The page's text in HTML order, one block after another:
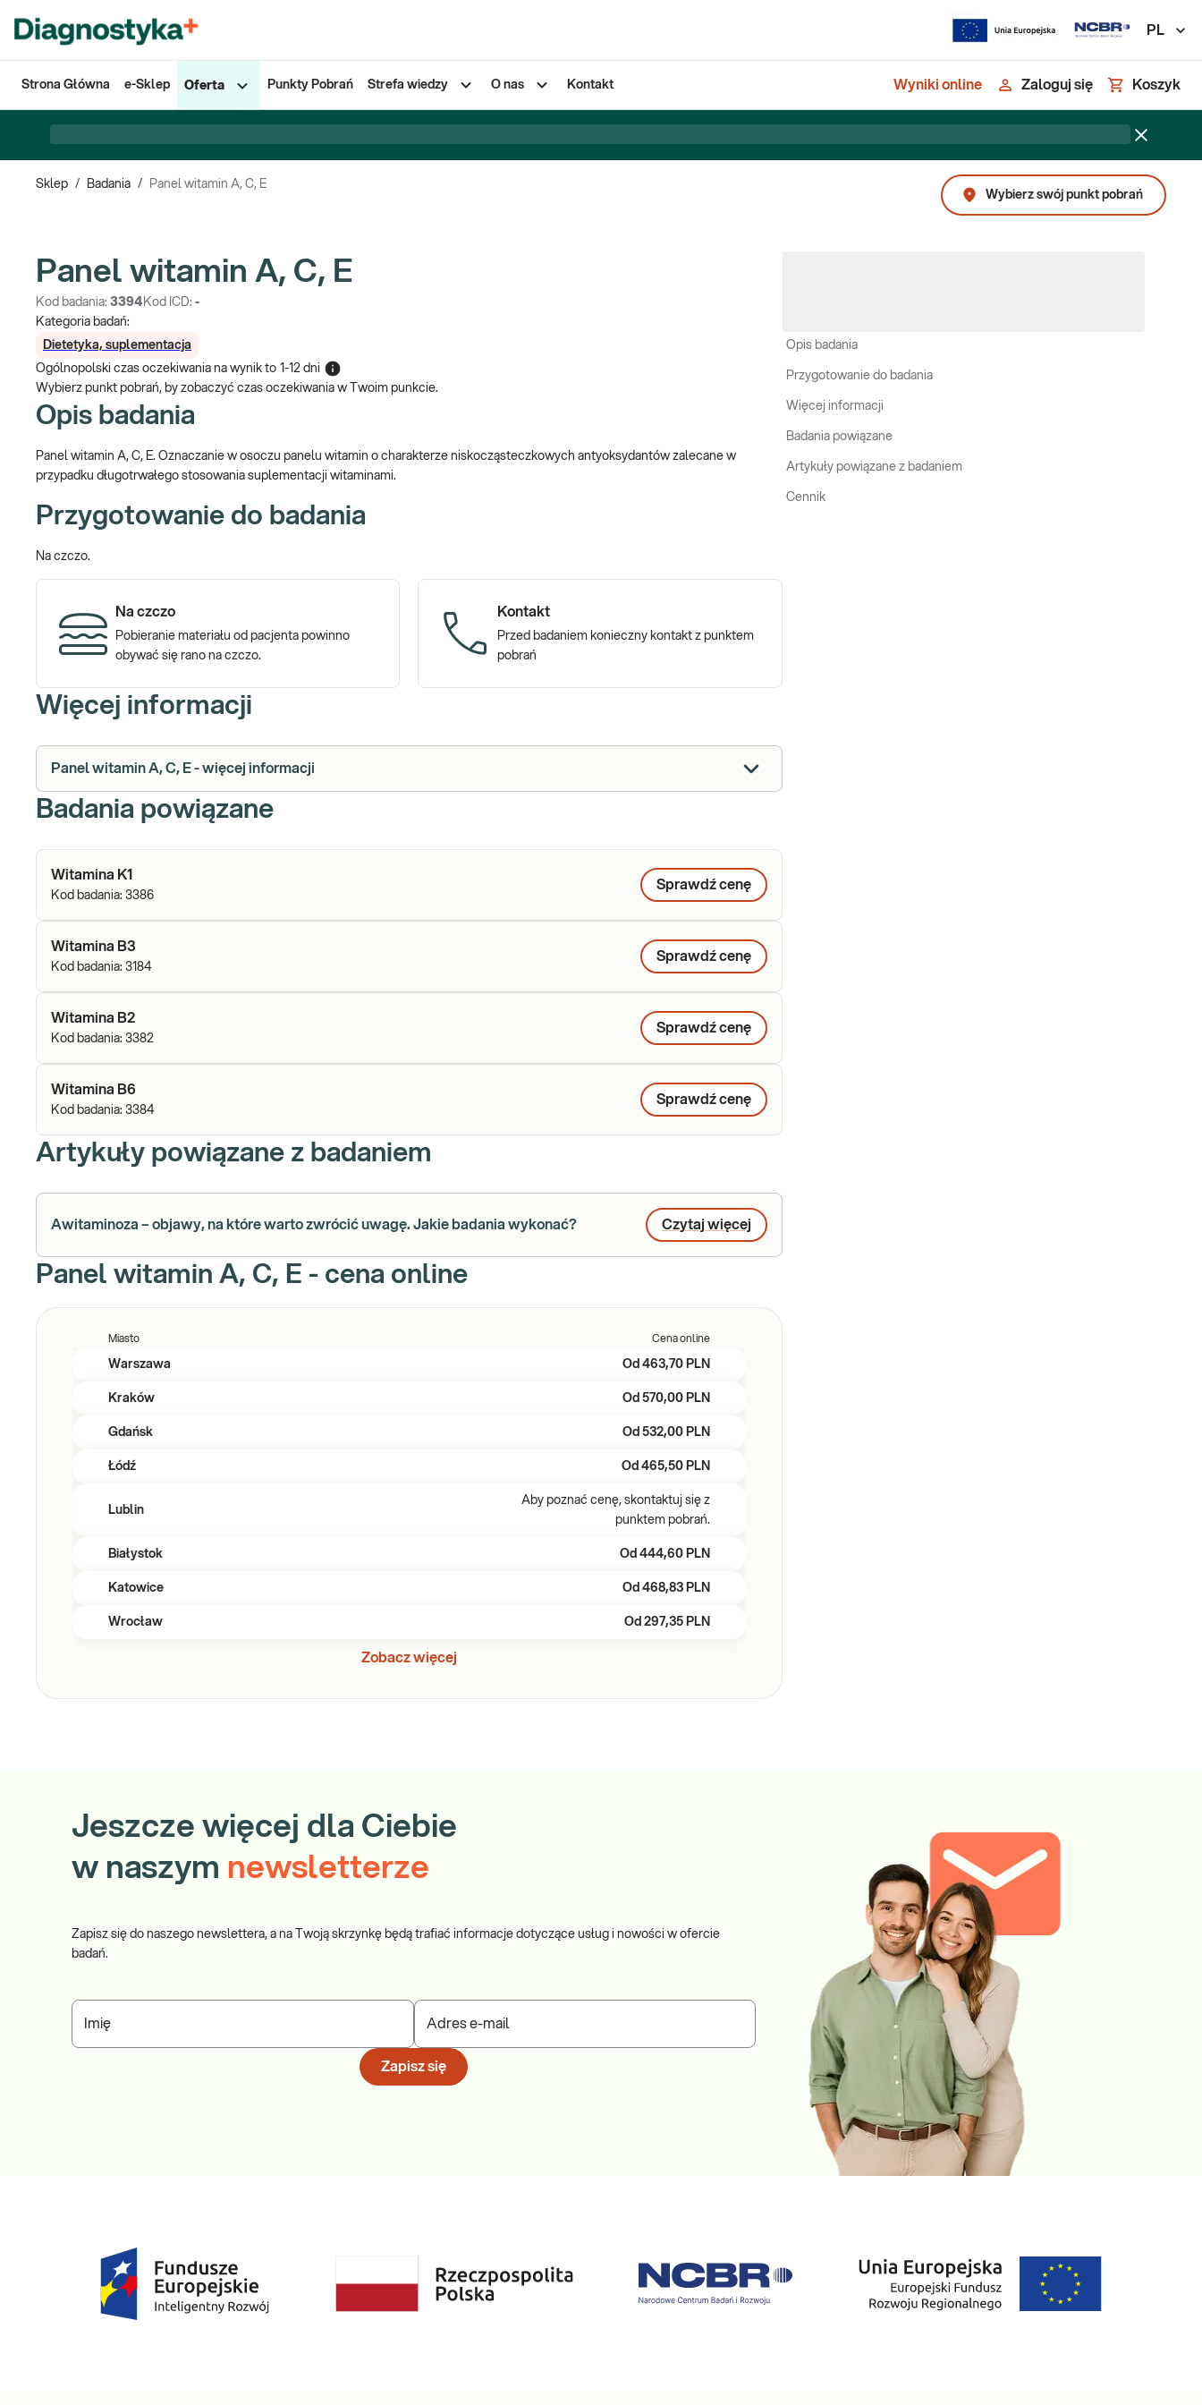
PL
Strona Główna e-Sklep Oferta Punkty Pobrań Strefa wiedzy O nas Kontakt Wyniki online Zaloguj się Koszyk
Sklep / Badania /
Panel witamin A, C, E
Wybierz swój punkt pobrań
Panel witamin A, C, E
Kod badania: 3394 Kod ICD: -
Kategoria badań:
Dietetyka, suplementacja
Ogólnopolski czas oczekiwania na wynik to 1-12 dni
Wybierz punkt pobrań, by zobaczyć czas oczekiwania w Twoim punkcie.
Opis badania
Panel witamin A, C, E. Oznaczanie w osoczu panelu witamin o charakterze niskocząsteczkowych antyoksydantów zalecane w
przypadku długotrwałego stosowania suplementacji witaminami.
Przygotowanie do badania
Na czczo.
Na czczo
Pobieranie materiału od pacjenta powinno
obywać się rano na czczo.
Kontakt
Przed badaniem konieczny kontakt z punktem
pobrań
Więcej informacji
Panel witamin A, C, E - więcej informacji
Badania powiązane
Witamina K1
Kod badania: 3386
Sprawdź cenę
Witamina B3
Kod badania: 3184
Sprawdź cenę
Witamina B2
Kod badania: 3382
Sprawdź cenę
Witamina B6
Kod badania: 3384
Sprawdź cenę
Artykuły powiązane z badaniem
Awitaminoza – objawy, na które warto zwrócić uwagę. Jakie badania wykonać? Czytaj więcej
Panel witamin A, C, E - cena online
Miasto Cena online
Warszawa Od 463,70 PLN
Kraków Od 570,00 PLN
Gdańsk Od 532,00 PLN
Łódź Od 465,50 PLN
Lublin
Aby poznać cenę, skontaktuj się z
punktem pobrań.
Białystok Od 444,60 PLN
Katowice Od 468,83 PLN
Wrocław Od 297,35 PLN
Zobacz więcej
Opis badania
Przygotowanie do badania
Więcej informacji
Badania powiązane
Artykuły powiązane z badaniem
Cennik
Jeszcze więcej dla Ciebie
w naszym newsletterze
Zapisz się do naszego newslettera, a na Twoją skrzynkę będą trafiać informacje dotyczące usług i nowości w ofercie
badań.
Imię Adres e-mail
Zapisz się